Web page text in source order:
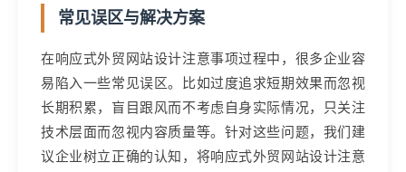
常见误区与解决方案
在响应式外贸网站设计注意事项过程中，很多企业容
易陷入一些常见误区。比如过度追求短期效果而忽视
长期积累，盲目跟风而不考虑自身实际情况，只关注
技术层面而忽视内容质量等。针对这些问题，我们建
议企业树立正确的认知，将响应式外贸网站设计注意